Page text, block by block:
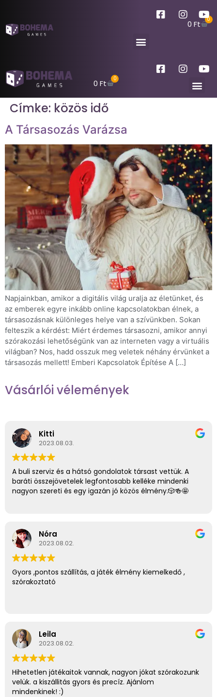
0 Ft 0
0Ft 0
Címke: közös idő
A Társasozás Varázsa
Napjainkban, amikor a digitális világ uralja az életünket, és
az emberek egyre inkább online kapcsolatokban élnek, a
társasozásnak különleges helye van a szívünkben. Sokan
felteszik a kérdést: Miért érdemes társasozni, amikor annyi
szórakozási lehetőségünk van az interneten vagy a virtuális
világban? Nos, hadd osszuk meg veletek néhány érvünket a
társasozás mellett! Emberi Kapcsolatok Építése A […]
Vásárlói vélemények
Kitti
2023.08.03.
A buli szerviz és a hátsó gondolatok társast vettük. A
baráti összejövetelek legfontosabb kelléke mindenki
nagyon szereti és egy igazán jó közös élmény.🎲🍻🤩
Nóra
2023.08.02.
Gyors ,pontos szállítás, a játék élmény kiemelkedő ,
szórakoztató
Leila
2023.08.02.
Hihetetlen játékaitok vannak, nagyon jókat szórakozunk
velük. a kiszállitás gyors és precíz. Ajánlom
mindenkinek! :)